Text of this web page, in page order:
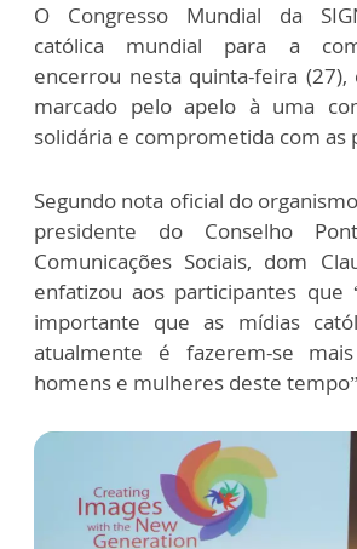
O Congresso Mundial da
católica mundial para a
encerrou nesta quinta-feira (27),
marcado pelo apelo à uma
solidária e comprometida com as
Segundo nota oficial do
presidente do Conselho
Comunicações Sociais, dom
enfatizou aos participantes que
importante que as mídias
atualmente é fazerem-se
homens e mulheres deste